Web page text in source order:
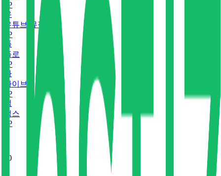
P
유
유튜브 뮤직
P
플
플로
P
바
바이브
P
벅
벅스
P
0